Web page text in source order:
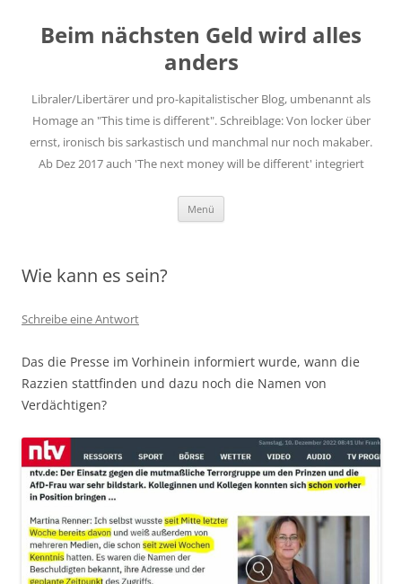
springen
Beim nächsten Geld wird alles
anders
Libraler/Libertärer und pro-kapitalistischer Blog, umbenannt als
Homage an "This time is different". Schreiblage: Von locker über
ernst, ironisch bis sarkastisch und manchmal nur noch makaber.
Ab Dez 2017 auch 'The next money will be different' integriert
Menü
Wie kann es sein?
Schreibe eine Antwort
Das die Presse im Vorhinein informiert wurde, wann die
Razzien stattfinden und dazu noch die Namen von
Verdächtigen?